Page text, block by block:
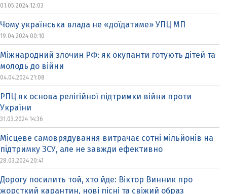
01.05.2024 12:03
Чому українська влада не «доїдатиме» УПЦ МП
19.04.2024 00:10
Міжнародний злочин РФ: як окупанти готують дітей та
молодь до війни
04.04.2024 21:08
РПЦ як основа релігійної підтримки війни проти
України
31.03.2024 14:36
Місцеве самоврядування витрачає сотні мільйонів на
підтримку ЗСУ, але не завжди ефективно
28.03.2024 20:41
Дорогу посилить той, хто йде: Віктор Винник про
жорсткий карантин, нові пісні та свіжий образ